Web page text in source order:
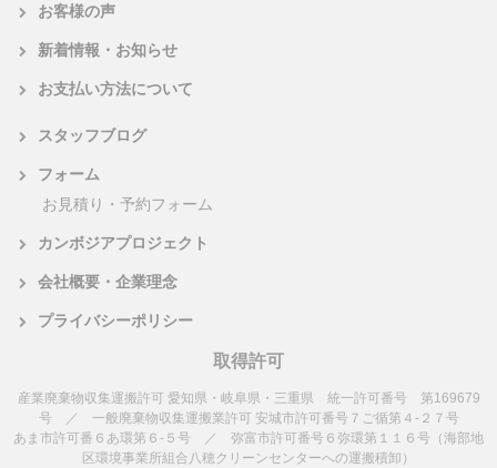
お客様の声
新着情報・お知らせ
お支払い方法について
スタッフブログ
フォーム
お見積り・予約フォーム
カンボジアプロジェクト
会社概要・企業理念
プライバシーポリシー
取得許可
産業廃棄物収集運搬許可 愛知県・岐阜県・三重県 統一許可番号 第169679
号 ／ 一般廃棄物収集運搬業許可 安城市許可番号７ご循第４-２７号
あま市許可番６あ環第６-５号 ／ 弥富市許可番号６弥環第１１６号（海部地
区環境事業所組合八穂クリーンセンターへの運搬積卸）